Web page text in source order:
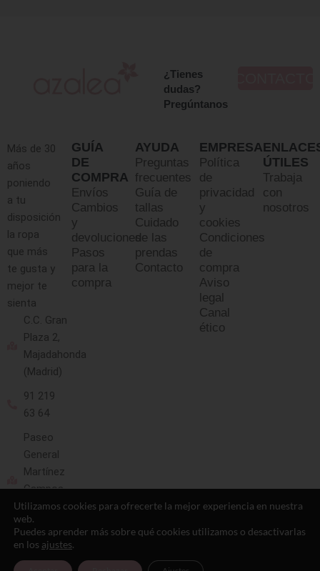
¿Tienes
dudas?
Pregúntanos
Más de 30
años
poniendo
a tu
disposición
la ropa
que más
te gusta y
mejor te
sienta
C.C. Gran
Plaza 2,
Majadahonda
(Madrid)
91 219
63 64
Paseo
General
Martínez
Campos
13
(Madrid)
91 593
10 88
GUÍA
DE
COMPRA
Envíos
Cambios
y
devoluciones
Pasos
para la
compra
AYUDA
Preguntas
frecuentes
Guía de
tallas
Cuidado
de las
prendas
Contacto
EMPRESA
Política
de
privacidad
y
cookies
Condiciones
de
compra
Aviso
legal
Canal
ético
ÚTILES
Trabaja
con
nosotros
Utilizamos cookies para ofrecerte la mejor experiencia en nuestra
web.
Puedes aprender más sobre qué cookies utilizamos o desactivarlas
en los ajustes.